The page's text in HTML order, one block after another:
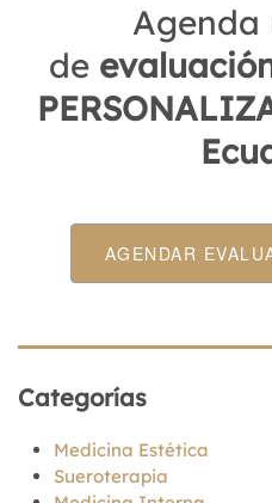
Agenda
de
AGENDAR
Categorías
Medicina Estética
Sueroterapia